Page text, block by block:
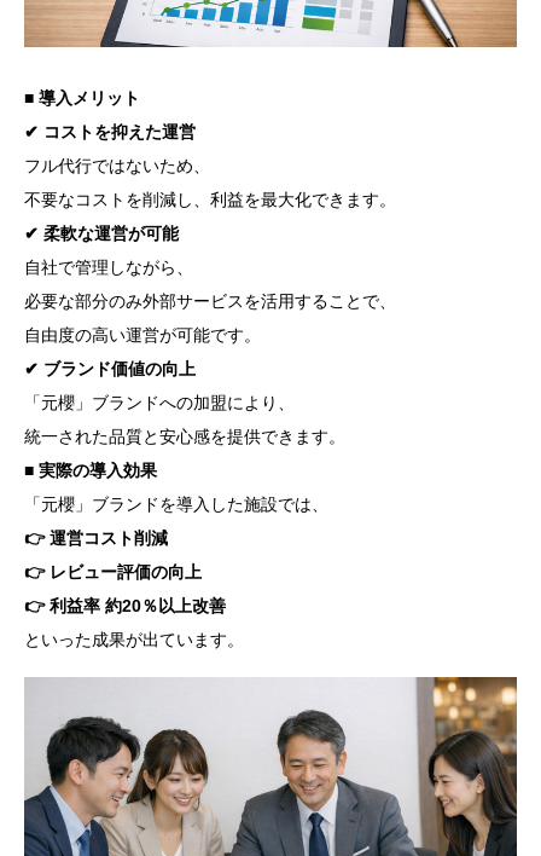
■ 導入メリット
✔ コストを抑えた運営
フル代行ではないため、
不要なコストを削減し、利益を最大化できます。
✔ 柔軟な運営が可能
自社で管理しながら、
必要な部分のみ外部サービスを活用することで、
自由度の高い運営が可能です。
✔ ブランド価値の向上
「元櫻」ブランドへの加盟により、
統一された品質と安心感を提供できます。
■ 実際の導入効果
「元櫻」ブランドを導入した施設では、
👉 運営コスト削減
👉 レビュー評価の向上
👉 利益率 約20％以上改善
といった成果が出ています。